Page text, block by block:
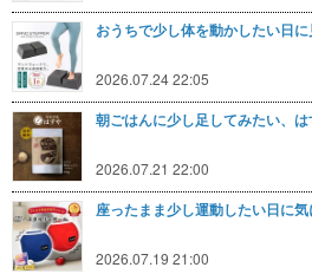
おうちで少し体を動かしたい日
2026.07.24 22:05
朝ごはんに少し足してみたい、
2026.07.21 22:00
座ったまま少し運動したい日に
2026.07.19 21:00